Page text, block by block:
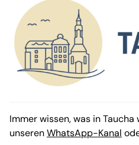
Immer wissen, was in
unserenWhatsApp-Kanal